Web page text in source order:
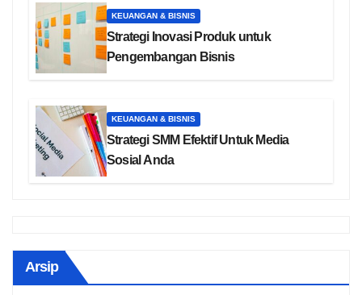
KEUANGAN & BISNIS
Strategi Inovasi Produk untuk
Pengembangan Bisnis
KEUANGAN & BISNIS
Strategi SMM Efektif Untuk Media
Sosial Anda
Arsip